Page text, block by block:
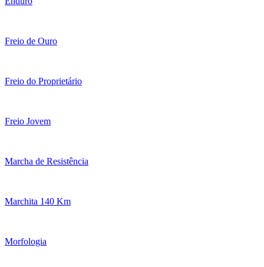
Freio de Ouro
Freio do Proprietário
Freio Jovem
Marcha de Resistência
Marchita 140 Km
Morfologia